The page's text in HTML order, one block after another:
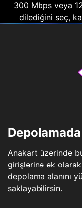
300 Mbps veya
dilediğini seç,
Depolamada
Anakart üzerinde
girişlerine ek
depolama alanını
saklayabilirsin.